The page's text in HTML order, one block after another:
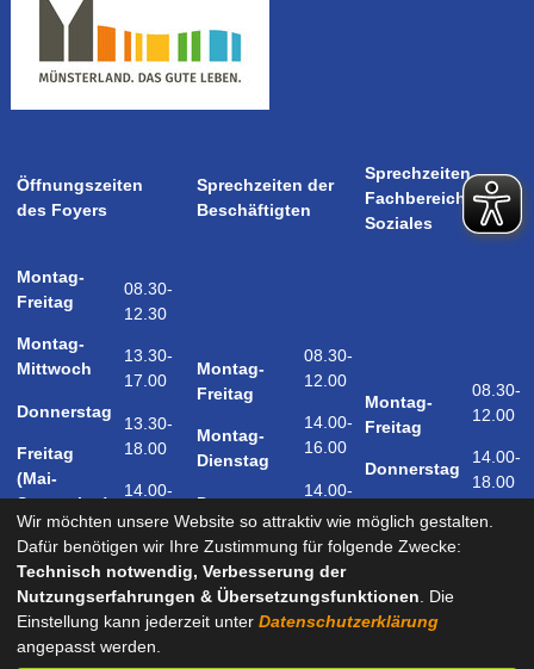
Öffnungszeiten
des Foyers
Sprechzeiten der
Beschäftigten
Sprechzeiten
Fachbereich
Soziales
Montag-
Freitag
Montag-
Mittwoch
Donnerstag
Freitag
(Mai-
September)
Samstag
(Mai-
September)
08.30-
12.30
13.30-
17.00
13.30-
18.00
14.00-
17.00
09.00-
12.00
Montag-
Freitag
Montag-
Dienstag
Donnerstag
08.30-
12.00
14.00-
16.00
14.00-
18.00
Montag-
Freitag
Donnerstag
08.30-
12.00
14.00-
18.00
und nach Vereinbarung
Wir möchten unsere Website so attraktiv wie möglich gestalten.
Dafür benötigen wir Ihre Zustimmung für folgende Zwecke:
Technisch notwendig, Verbesserung der
Nutzungserfahrungen & Übersetzungsfunktionen. Die
Einstellung kann jederzeit unter Datenschutzerklärung
angepasst werden.